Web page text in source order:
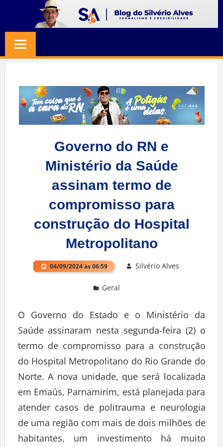
content
SILVERIO
ALVES
Jornalismo
Credibilidade
Governo do RN e
Ministério da Saúde
assinam termo de
compromisso para
construção do Hospital
Metropolitano
04/09/2024 às 06:59 Silvério Alves
Geral
O Governo do Estado e o Ministério da
Saúde assinaram nesta segunda-feira (2) o
termo de compromisso para a construção
do Hospital Metropolitano do Rio Grande do
Norte. A nova unidade, que será localizada
em Emaús, Parnamirim, está planejada para
atender casos de politrauma e neurologia
de uma região com mais de dois milhões de
habitantes, um investimento há muito